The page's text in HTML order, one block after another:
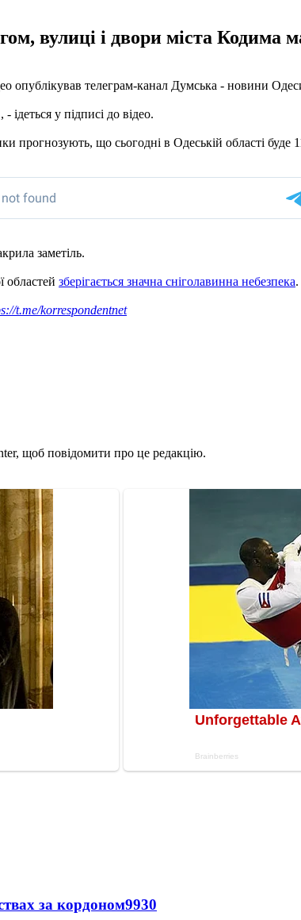
вулиці і двори міста
опублікував телеграм-канал Думська - новини
ідеться у підписі до відео.
прогнозують, що сьогодні в Одеській області буде
заметіль.
областей зберігається значна сніголавинна небезпека.
t.me/korrespondentnet
щоб повідомити про це редакцію.
за кордоном9930